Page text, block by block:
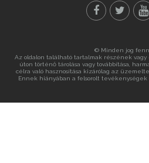
© Minden jog
Az oldalon található tartalmak részének vagy
úton történő tárolása vagy továbbítása,
célra való hasznosítása kizárólag az
Ennek hiányában a felsorolt